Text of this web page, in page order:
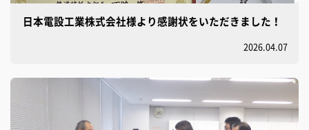
日本電設工業株式会社様より感謝状をいただきました！
2026.04.07